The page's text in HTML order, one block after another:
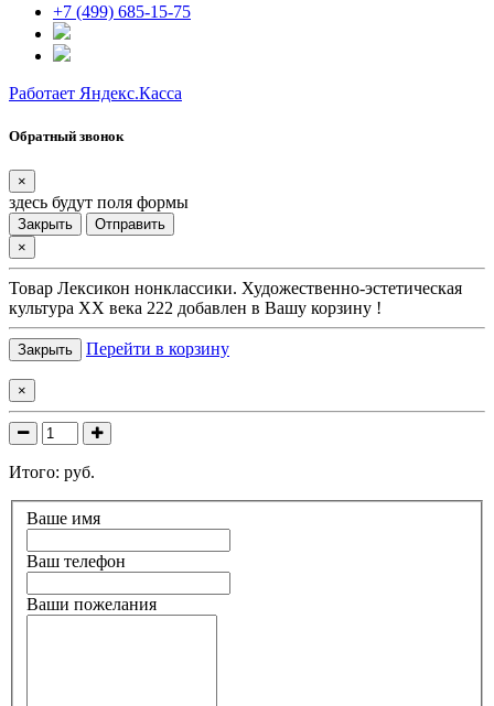
+7 (499) 685-15-75
Работает Яндекс.Касса
Обратный звонок
×
здесь будут поля формы
Закрыть
Отправить
×
Товар Лексикон нонклассики. Художественно-эстетическая
культура XX века 222 добавлен в Вашу корзину !
Закрыть Перейти в корзину
×
Итого: руб.
Ваше имя
Ваш телефон
Ваши пожелания